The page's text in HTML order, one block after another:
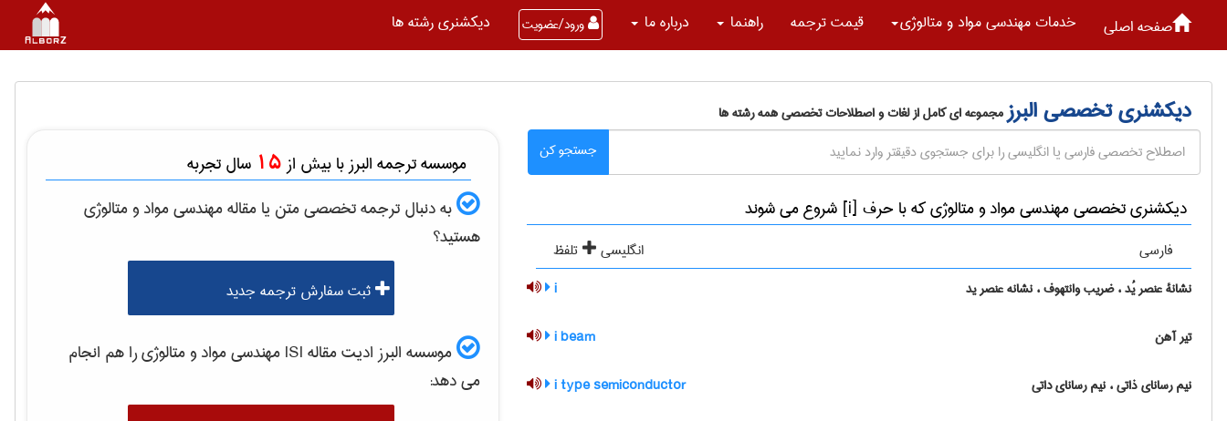
صفحه اصلی خدمات مهندسی مواد و متالوژی قیمت ترجمه راهنما درباره ما ورود/عضویت دیکشنری رشته ها
دیکشنری تخصصی البرزمجموعه ای کامل از لغات و اصطلاحات تخصصی همه رشته ها
جستجو کن
دیکشنری تخصصی مهندسی مواد و متالوژی که با حرف [i] شروع می شوند
فارسی انگلیسی تلفظ
نشانۀ عنصر یُد ، ضریب وانتهوف ، نشانه عنصر ید i
تیر آهن i beam
نیم رسانای ذاتی ، نیم رسانای داتی i type semiconductor
موسسه ترجمه البرز با بیش از 15 سال تجربه
به دنبال ترجمه تخصصی متن یا مقالهمهندسی مواد و متالوژی
هستید؟
ثبت سفارش ترجمه جدید
موسسه البرز ادیت مقاله ISI مهندسی مواد و متالوژیرا هم انجام
می دهد: